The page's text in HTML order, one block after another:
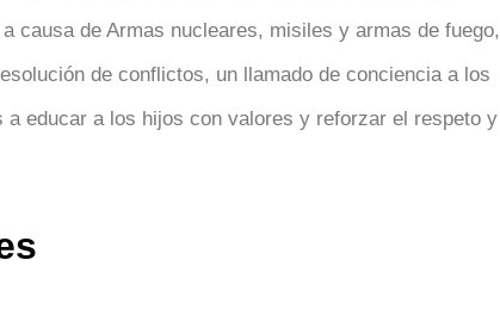
causa de Armas nucleares, misiles y armas de fuego,
de conflictos, un llamado de conciencia a los
educar a los hijos con valores y reforzar el respeto y